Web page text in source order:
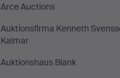
Arce Auctions
Auktionsfirma Kenneth
Kalmar
Auktionshaus Blank